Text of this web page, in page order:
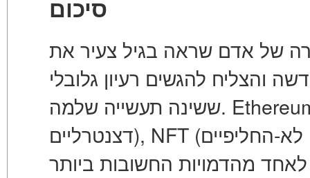
סיכום
של אדם שראה בגיל צעיר את
והצליח להגשים רעיון גלובלי
ששינה תעשייה שלמה.
דצנטרליים),
מהדמויות החשובות ביותר